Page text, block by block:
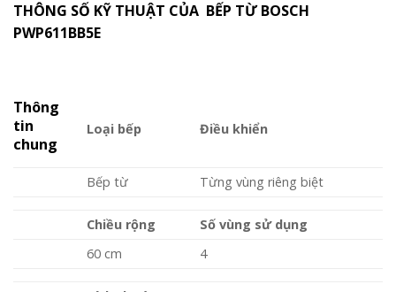
THÔNG SỐ KỸ THUẬT CỦA BẾP TỪ BOSCH
PWP611BB5E
Thông
tin
chung
Loại bếp Điều khiển
Bếp từ Từng vùng riêng biệt
Chiều rộng
Số vùng sử dụng
60 cm
4